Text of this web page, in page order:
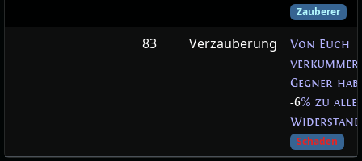
Zauberer
83 Verzauberung
Von Euch
Gegner
-6% zu
Schaden